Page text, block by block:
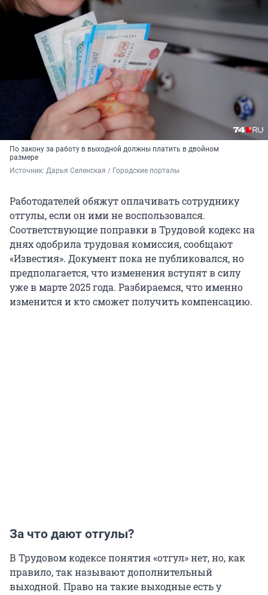
По закону за работу в выходной должны платить в двойном
размере
Источник: Дарья Селенская / Городские порталы
Работодателей обяжут оплачивать сотруднику
отгулы, если он ими не воспользовался.
Соответствующие поправки в Трудовой кодекс на
днях одобрила трудовая комиссия, сообщают
«Известия». Документ пока не публиковался, но
предполагается, что изменения вступят в силу
уже в марте 2025 года. Разбираемся, что именно
изменится и кто сможет получить компенсацию.
За что дают отгулы?
В Трудовом кодексе понятия «отгул» нет, но, как
правило, так называют дополнительный
выходной. Право на такие выходные есть у